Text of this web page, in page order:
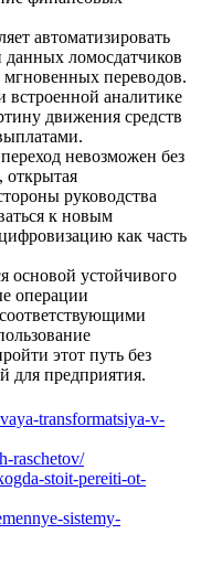
автоматизировать
ломосдатчиков
переводов.
встроенной аналитике
движения средств
невозможен без
открытая
руководства
к новым
как часть
основой устойчивого
операции
этот путь без
для предприятия.
transformatsiya-v-
raschetov/
stoit-pereiti-ot-
sistemy-